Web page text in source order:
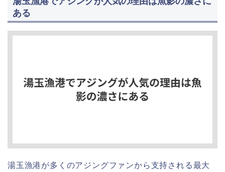
ある
湯玉漁港が多くのアジングファンから支持される最大